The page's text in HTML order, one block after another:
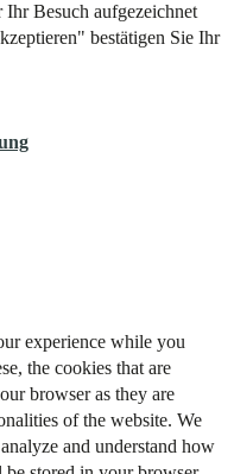
Besuch aufgezeichnet
bestätigen Sie Ihr
experience while you
the cookies that are
browser as they are
of the website. We
and understand how